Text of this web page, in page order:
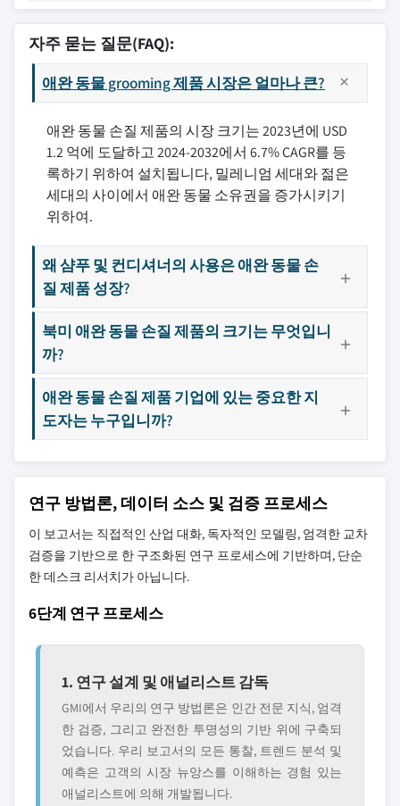
자주 묻는 질문(FAQ):
애완 동물 grooming 제품 시장은 얼마나 큰?
애완 동물 손질 제품의 시장 크기는 2023년에 USD
1.2 억에 도달하고 2024-2032에서 6.7% CAGR를 등
록하기 위하여 설치됩니다, 밀레니엄 세대와 젊은
세대의 사이에서 애완 동물 소유권을 증가시키기
위하여.
왜 샴푸 및 컨디셔너의 사용은 애완 동물 손
질 제품 성장?
북미 애완 동물 손질 제품의 크기는 무엇입니
까?
애완 동물 손질 제품 기업에 있는 중요한 지
도자는 누구입니까?
연구 방법론, 데이터 소스 및 검증 프로세스
이 보고서는 직접적인 산업 대화, 독자적인 모델링, 엄격한 교차
검증을 기반으로 한 구조화된 연구 프로세스에 기반하며, 단순
한 데스크 리서치가 아닙니다.
6단계 연구 프로세스
1. 연구 설계 및 애널리스트 감독
GMI에서 우리의 연구 방법론은 인간 전문 지식, 엄격
한 검증, 그리고 완전한 투명성의 기반 위에 구축되
었습니다. 우리 보고서의 모든 통찰, 트렌드 분석 및
예측은 고객의 시장 뉴앙스를 이해하는 경험 있는
애널리스트에 의해 개발됩니다.